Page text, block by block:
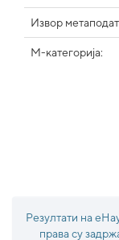
Извор
М-категорија:
Резултати на
права су